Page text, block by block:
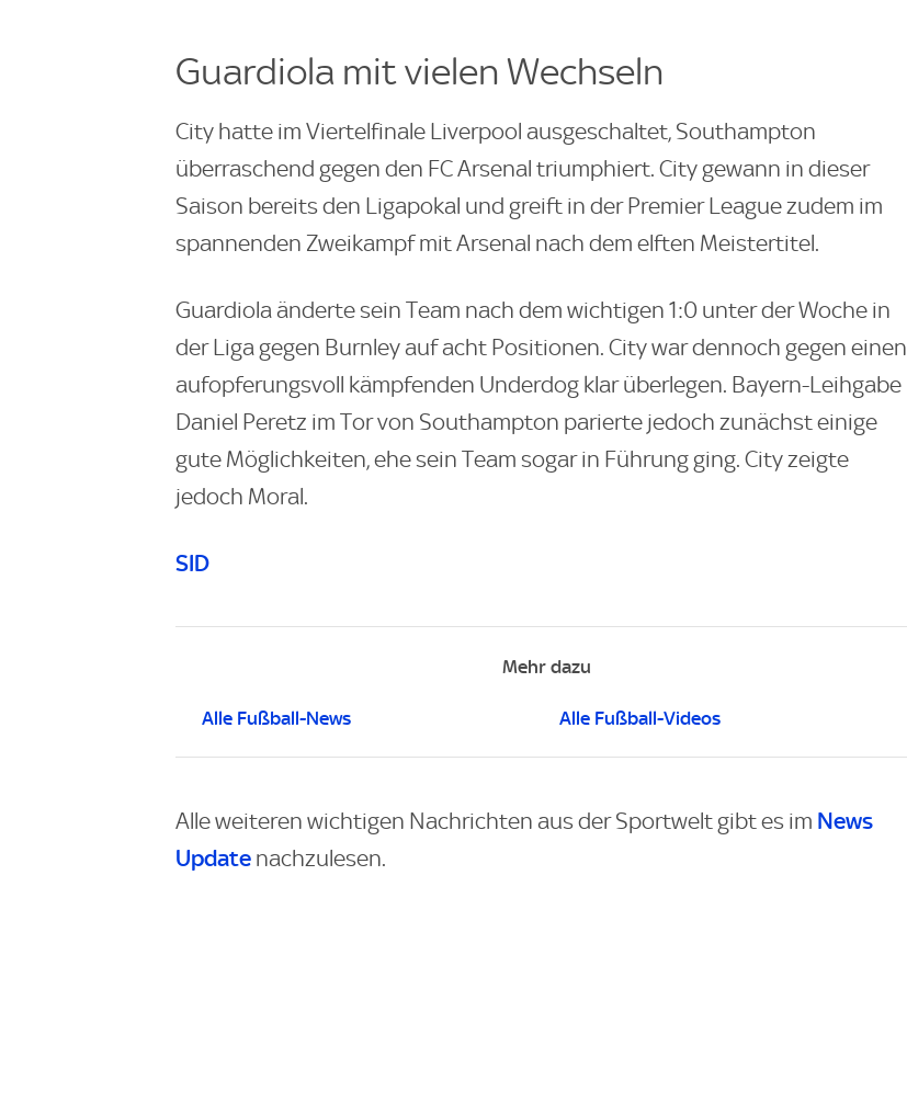
Guardiola mit vielen Wechseln
City hatte im Viertelfinale Liverpool ausgeschaltet, Southampton
überraschend gegen den FC Arsenal triumphiert. City gewann in dieser
Saison bereits den Ligapokal und greift in der Premier League zudem im
spannenden Zweikampf mit Arsenal nach dem elften Meistertitel.
Guardiola änderte sein Team nach dem wichtigen 1:0 unter der Woche in
der Liga gegen Burnley auf acht Positionen. City war dennoch gegen einen
aufopferungsvoll kämpfenden Underdog klar überlegen. Bayern-Leihgabe
Daniel Peretz im Tor von Southampton parierte jedoch zunächst einige
gute Möglichkeiten, ehe sein Team sogar in Führung ging. City zeigte
jedoch Moral.
SID
Mehr dazu
Alle Fußball-News Alle Fußball-Videos
Alle weiteren wichtigen Nachrichten aus der Sportwelt gibt es im News
Update nachzulesen.